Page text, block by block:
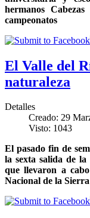
hermanos
campeonatos
El Valle del
naturaleza
Detalles
Creado: 29
Visto: 1043
El pasado fin de
la sexta salida de
que llevaron a
Nacional de la